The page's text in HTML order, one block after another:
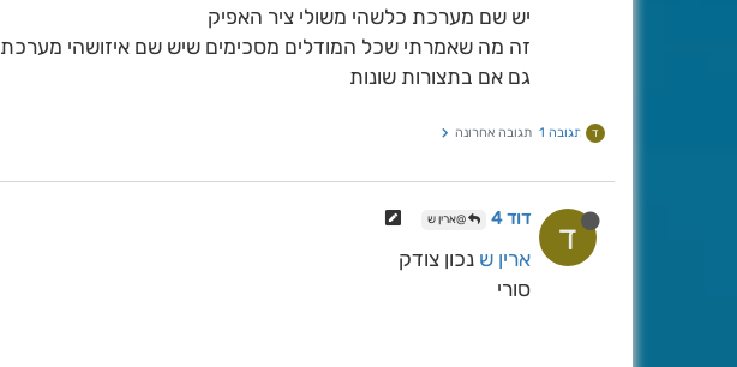
יש שם מערכת כלשהי משולי ציר האפיק
זה מה שאמרתי שכל המודלים מסכימים שיש שם איזושהי מערכת
גם אם בתצורות שונות
ד תגובה 1 תגובה אחרונה
ד דוד 4 @ארין ש
ארין ש נכון צודק
סורי